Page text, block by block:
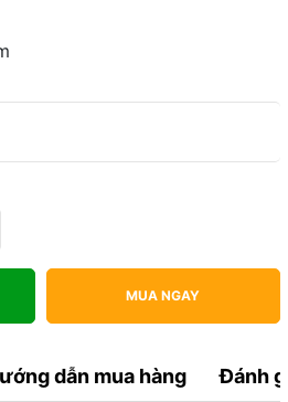
MUA NGAY
dẫn mua hàng Đánh